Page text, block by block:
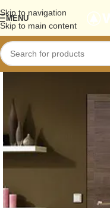
Skip to navigation
Skip to main content
MENU